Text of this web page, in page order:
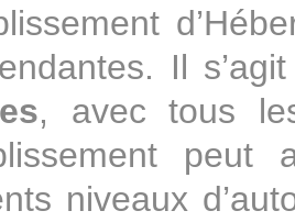
Il
, avec tous
peut
niveaux